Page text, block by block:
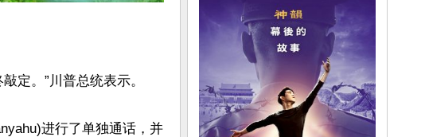
定。”川普总统表示。
进行了单独通话，并